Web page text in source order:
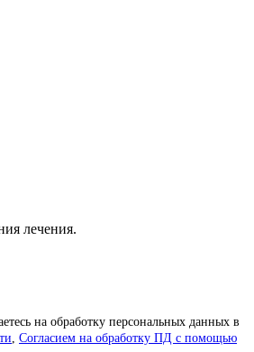
лечения.
на обработку персональных данных в
, Согласием на обработку ПД с помощью